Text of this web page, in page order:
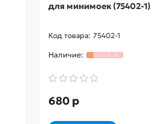
для минимоек (75402-1)
75402-1
680 р